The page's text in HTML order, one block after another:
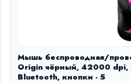
Мышь беспроводная/
Origin чёрный, 42000 dpi,
Bluetooth, кнопки - 5